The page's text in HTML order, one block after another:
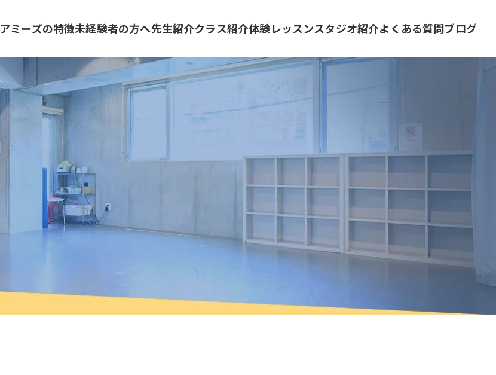
アミーズの特徴未経験者の方へ先生紹介クラス紹介体験レッスンスタジオ紹介よくある質問ブログ